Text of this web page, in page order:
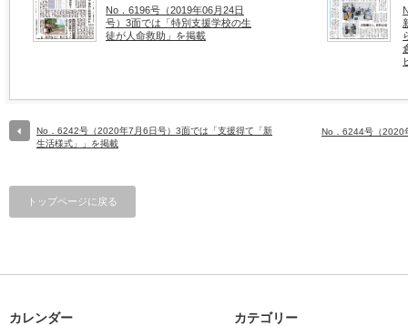
No．6196号（2019年06月24日
号）3面では「特別支援学校の生
徒が人命救助」を掲載
No．6242号（2020年7月6日号）3面では「支援得て「新
生活様式」」を掲載
No．6244号（2020
トップページに戻る
カレンダー カテゴリー